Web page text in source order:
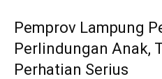
Pemprov Lampung
Perlindungan Anak,
Perhatian Serius